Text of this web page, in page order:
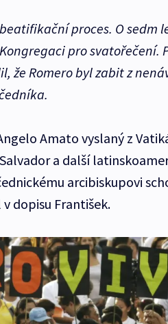
proces. O sedm
pro svatořečení.
že Romero byl zabit z
Amato vyslaný z
a další
arcibiskupovi
dopisu František.